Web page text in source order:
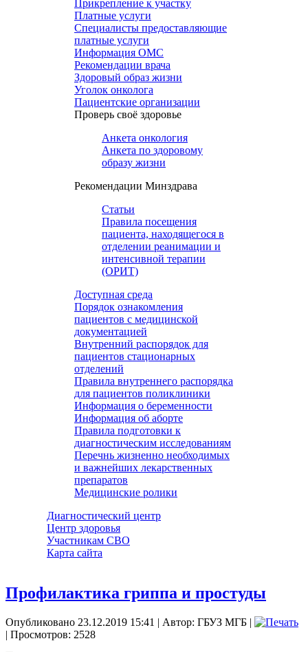
Прикрепление к участку
Платные услуги
Специалисты предоставляющие
платные услуги
Информация ОМС
Рекомендации врача
Здоровый образ жизни
Уголок онколога
Пациентские организации
Проверь своё здоровье
Анкета онкология
Анкета по здоровому
образу жизни
Рекомендации Минздрава
Статьи
Правила посещения
пациента, находящегося в
отделении реанимации и
интенсивной терапии
(ОРИТ)
Доступная среда
Порядок ознакомления
пациентов с медицинской
документацией
Внутренний распорядок для
пациентов стационарных
отделений
Правила внутреннего распорядка
для пациентов поликлиники
Информация о беременности
Информация об аборте
Правила подготовки к
диагностическим исследованиям
Перечнь жизненно необходимых
и важнейших лекарственных
препаратов
Медицинские ролики
Диагностический центр
Центр здоровья
Участникам СВО
Карта сайта
Профилактика гриппа и простуды
Опубликовано 23.12.2019 15:41 | Автор: ГБУЗ МГБ |
| Просмотров: 2528